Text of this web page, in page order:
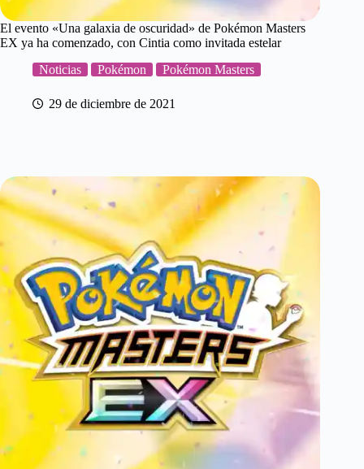
El evento «Una galaxia de oscuridad» de Pokémon Masters
EX ya ha comenzado, con Cintia como invitada estelar
Noticias
Pokémon Pokémon Masters
29 de diciembre de 2021